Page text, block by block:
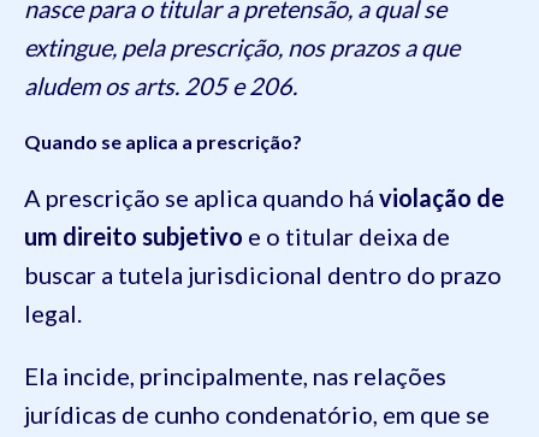
nasce para o titular a pretensão, a qual se
extingue, pela prescrição, nos prazos a que
aludem os arts. 205 e 206.
Quando se aplica a prescrição?
A prescrição se aplica quando há violação de
um direito subjetivo e o titular deixa de
buscar a tutela jurisdicional dentro do prazo
legal.
Ela incide, principalmente, nas relações
jurídicas de cunho condenatório, em que se